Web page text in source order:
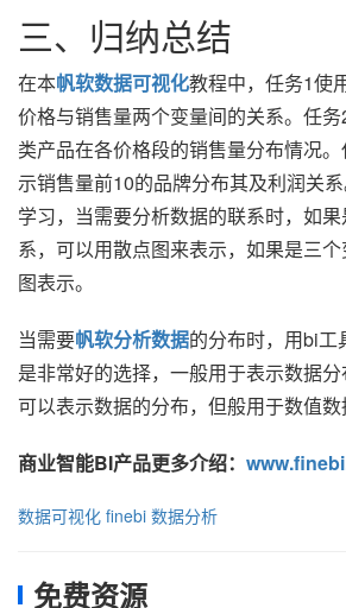
三、归纳总结
在本帆软数据可视化教程中，任务1使
价格与销售量两个变量间的关系。任
类产品在各价格段的销售量分布情况
示销售量前10的品牌分布其及利润关
学习，当需要分析数据的联系时，如
系，可以用散点图来表示，如果是三
图表示。
当需要帆软分析数据的分布时，用bi工
是非常好的选择，一般用于表示数据
可以表示数据的分布，但般用于数值数
商业智能BI产品更多介绍：
数据可视化 finebi 数据分析
免费资源